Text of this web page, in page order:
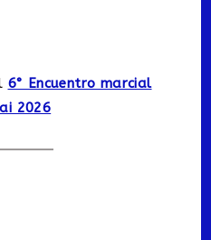
6° Encuentro marcial
2026